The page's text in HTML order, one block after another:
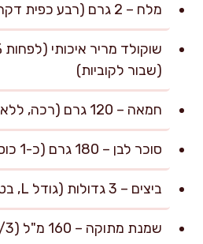
מלח – 2 גרם (רבע כפית דקה)
(שבור לקוביות)
חמאה – 120 גרם (רכה, ללא מלח)
סוכר לבן – 180 גרם (כ-1 כוס)
ביצים – 3 גדולות (גודל L, בטמפרטורת חדר)
שמנת מתוקה – 160 מ"ל (2/3 כוס)